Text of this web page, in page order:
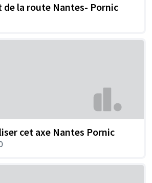
de la route Nantes- Pornic
cet axe Nantes Pornic